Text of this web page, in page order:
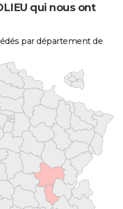
qui nous ont
par département de